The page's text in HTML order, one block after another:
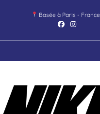
Basée à Paris - France